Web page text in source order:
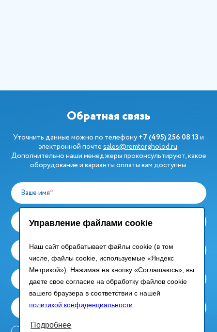
Управление файлами cookie
Наш сайт обрабатывает файлы cookie (в том
числе, файлы cookie, используемые «Яндекс
Метрикой»). Нажимая на кнопку «Соглашаюсь», вы
даете свое согласие на обработку файлов cookie
вашего браузера в соответствии с нашей
политикой конфиденциальности.
Подробнее
Обратная связь
Уточнить данные можно по телефону+7 (495) 256 08 13и
электронной почтеsales@remtorgholod.ru.
Дополнительно наши менеджеры проконсультируют, какое
оборудование и варианты оплаты вам доступны.
Ваше имя*
Компания*
Ваш email*
Контактный телефон
Сообщение